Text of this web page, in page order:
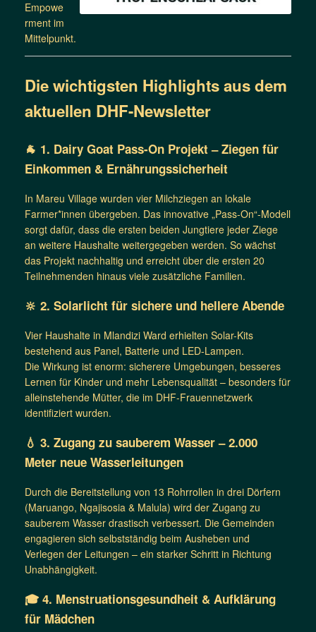
Empowe
rment im
Mittelpunkt.
Die wichtigsten Highlights aus dem
aktuellen DHF-Newsletter
🐐 1. Dairy Goat Pass-On Projekt – Ziegen für
Einkommen & Ernährungssicherheit
In Mareu Village wurden vier Milchziegen an lokale
Farmer*innen übergeben. Das innovative „Pass-On“-Modell
sorgt dafür, dass die ersten beiden Jungtiere jeder Ziege
an weitere Haushalte weitergegeben werden. So wächst
das Projekt nachhaltig und erreicht über die ersten 20
Teilnehmenden hinaus viele zusätzliche Familien.
🔆 2. Solarlicht für sichere und hellere Abende
Vier Haushalte in Mlandizi Ward erhielten Solar-Kits
bestehend aus Panel, Batterie und LED-Lampen.
Die Wirkung ist enorm: sicherere Umgebungen, besseres
Lernen für Kinder und mehr Lebensqualität – besonders für
alleinstehende Mütter, die im DHF-Frauennetzwerk
identifiziert wurden.
💧 3. Zugang zu sauberem Wasser – 2.000
Meter neue Wasserleitungen
Durch die Bereitstellung von 13 Rohrrollen in drei Dörfern
(Maruango, Ngajisosia & Malula) wird der Zugang zu
sauberem Wasser drastisch verbessert. Die Gemeinden
engagieren sich selbstständig beim Ausheben und
Verlegen der Leitungen – ein starker Schritt in Richtung
Unabhängigkeit.
🎓 4. Menstruationsgesundheit & Aufklärung
für Mädchen